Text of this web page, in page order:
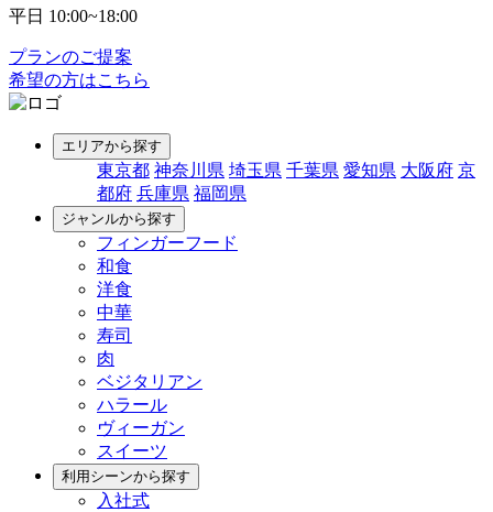
平日 10:00~18:00
プランのご提案
希望の方はこちら
エリアから探す
東京都 神奈川県 埼玉県 千葉県 愛知県 大阪府 京
都府 兵庫県 福岡県
ジャンルから探す
フィンガーフード
和食
洋食
中華
寿司
肉
ベジタリアン
ハラール
ヴィーガン
スイーツ
利用シーンから探す
入社式